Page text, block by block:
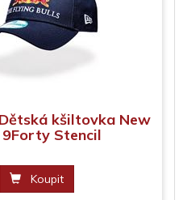
Dětská kšiltovka New
9Forty Stencil
Koupit